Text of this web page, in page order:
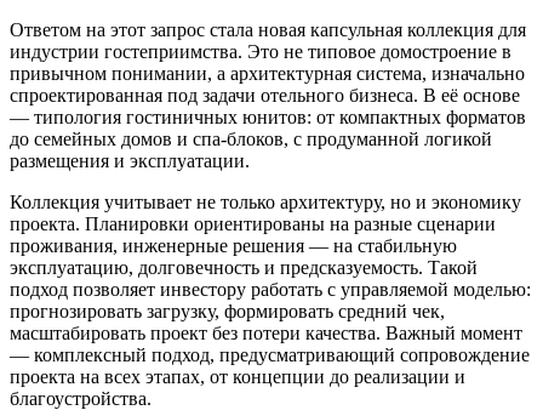
Ответом на этот запрос стала новая капсульная коллекция для
индустрии гостеприимства. Это не типовое домостроение в
привычном понимании, а архитектурная система, изначально
спроектированная под задачи отельного бизнеса. В её основе
— типология гостиничных юнитов: от компактных форматов
до семейных домов и спа-блоков, с продуманной логикой
размещения и эксплуатации.
Коллекция учитывает не только архитектуру, но и экономику
проекта. Планировки ориентированы на разные сценарии
проживания, инженерные решения — на стабильную
эксплуатацию, долговечность и предсказуемость. Такой
подход позволяет инвестору работать с управляемой моделью:
прогнозировать загрузку, формировать средний чек,
масштабировать проект без потери качества. Важный момент
— комплексный подход, предусматривающий сопровождение
проекта на всех этапах, от концепции до реализации и
благоустройства.